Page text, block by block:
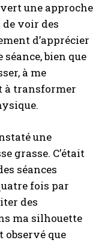
une approche
de voir des
d’apprécier
bien que
à me
à transformer
une
grasse. C’était
séances
fois par
des
ma silhouette
observé que